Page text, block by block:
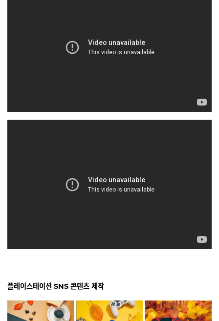
플레이스테이션 SNS 콘텐츠 제작